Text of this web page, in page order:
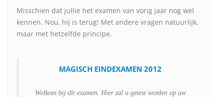
Misschien dat jullie het examen van vorig jaar nog wel
kennen. Nou, hij is terug! Met andere vragen natuurlijk,
maar met hetzelfde principe.
MAGISCH EINDEXAMEN 2012
Welkom bij dit examen. Hier zal u getest worden op uw